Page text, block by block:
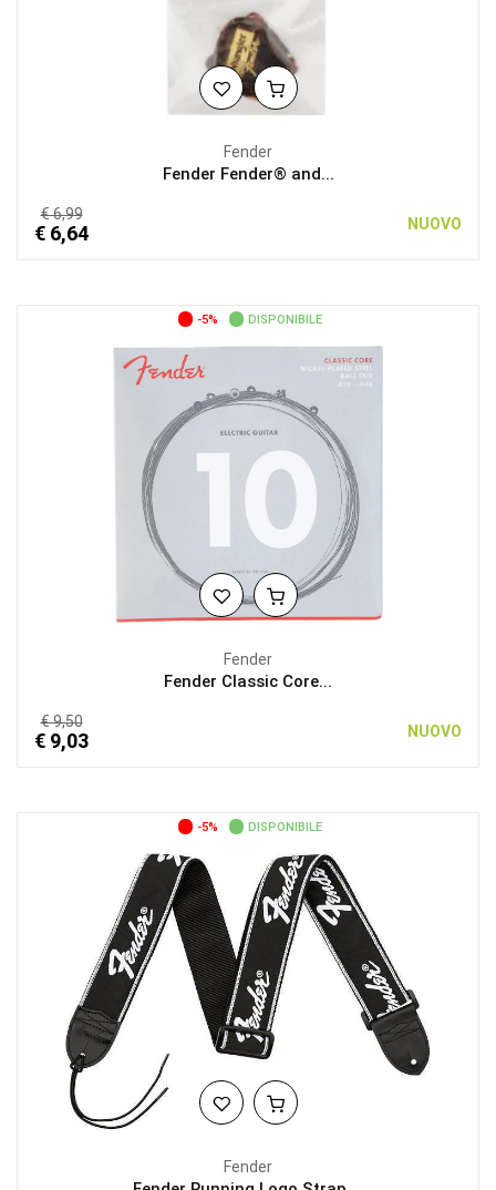
Fender
Fender Fender® and...
€ 6,99
€ 6,64 NUOVO
-5% DISPONIBILE
Fender
Fender Classic Core...
€ 9,50
€ 9,03 NUOVO
-5% DISPONIBILE
Fender